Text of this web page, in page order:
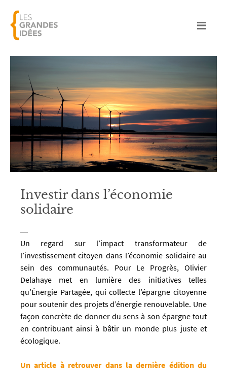
Investir dans l’économie
solidaire
Un regard sur l’impact transformateur de
l’investissement citoyen dans l’économie solidaire au
sein des communautés. Pour Le Progrès, Olivier
Delahaye met en lumière des initiatives telles
qu’Énergie Partagée, qui collecte l’épargne citoyenne
pour soutenir des projets d’énergie renouvelable. Une
façon concrète de donner du sens à son épargne tout
en contribuant ainsi à bâtir un monde plus juste et
écologique.
Un article à retrouver dans la dernière édition du